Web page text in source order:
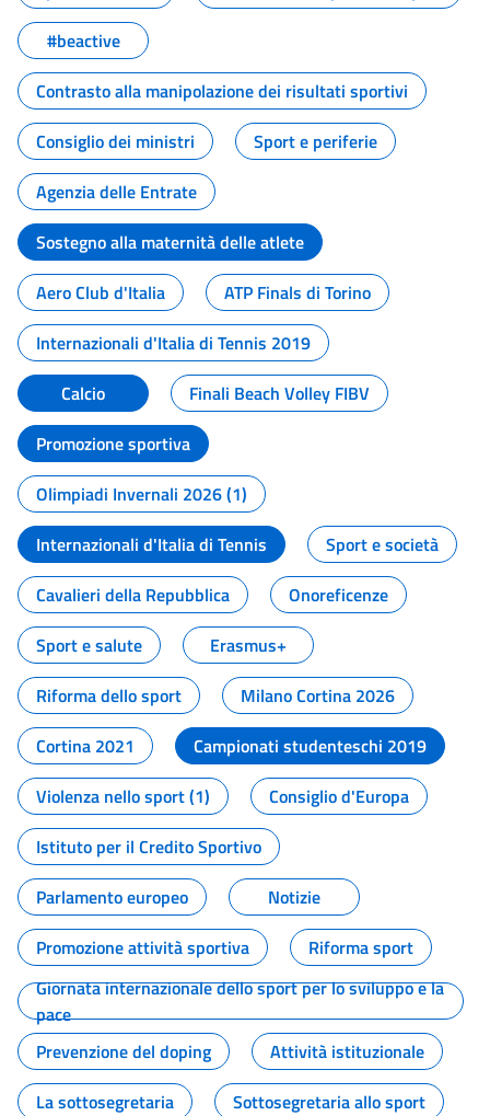
#beactive
Contrasto alla manipolazione dei risultati sportivi
Consiglio dei ministri
Sport e periferie
Agenzia delle Entrate
Sostegno alla maternità delle atlete
Aero Club d'Italia
ATP Finals di Torino
Internazionali d'Italia di Tennis 2019
Calcio
Finali Beach Volley FIBV
Promozione sportiva
Olimpiadi Invernali 2026 (1)
Internazionali d'Italia di Tennis
Sport e società
Cavalieri della Repubblica
Onoreficenze
Sport e salute
Erasmus+
Riforma dello sport
Milano Cortina 2026
Cortina 2021
Campionati studenteschi 2019
Violenza nello sport (1)
Consiglio d'Europa
Istituto per il Credito Sportivo
Parlamento europeo
Notizie
Promozione attività sportiva
Riforma sport
Giornata internazionale dello sport per lo sviluppo e la
pace
Prevenzione del doping
Attività istituzionale
La sottosegretaria
Sottosegretaria allo sport